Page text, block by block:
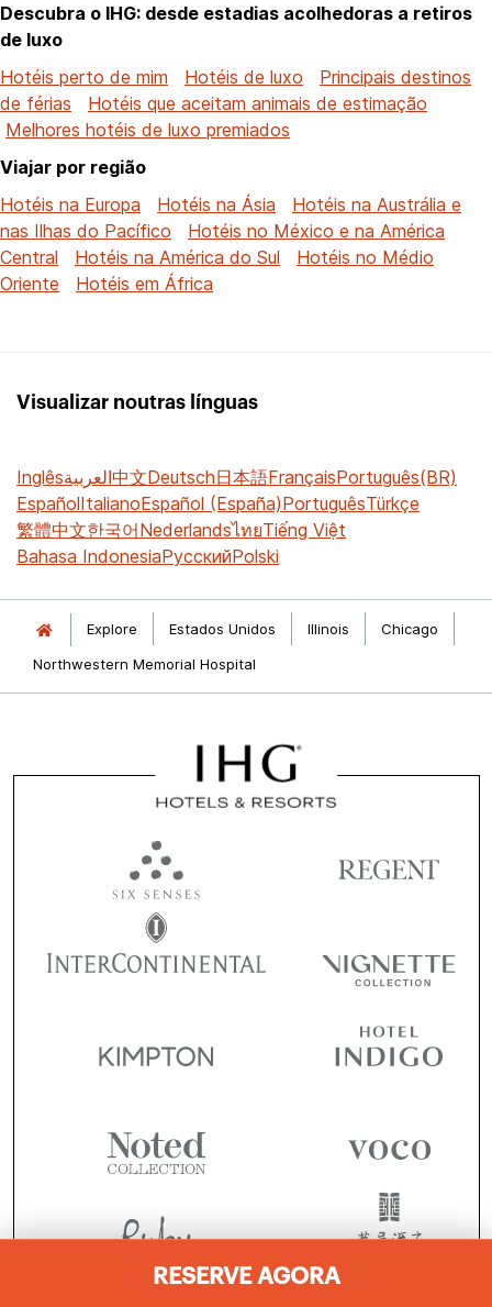
RESERVE AGORA
Descubra o IHG: desde estadias acolhedoras a retiros
de luxo
Hotéis perto de mim
Hotéis de luxo
Principais destinos
de férias
Hotéis que aceitam animais de estimação
Melhores hotéis de luxo premiados
Viajar por região
Hotéis na Europa
Hotéis na Ásia
Hotéis na Austrália e
nas Ilhas do Pacífico
Hotéis no México e na América
Central
Hotéis na América do Sul
Hotéis no Médio
Oriente
Hotéis em África
Visualizar noutras línguas
Inglêsالعربية中文Deutsch日本語FrançaisPortuguês(BR)
EspañolItalianoEspañol (España)PortuguêsTürkçe
繁體中文한국어NederlandsไทยTiếng Việt
Bahasa IndonesiaРусскийPolski
Explore Estados Unidos Illinois
Chicago
Northwestern Memorial Hospital